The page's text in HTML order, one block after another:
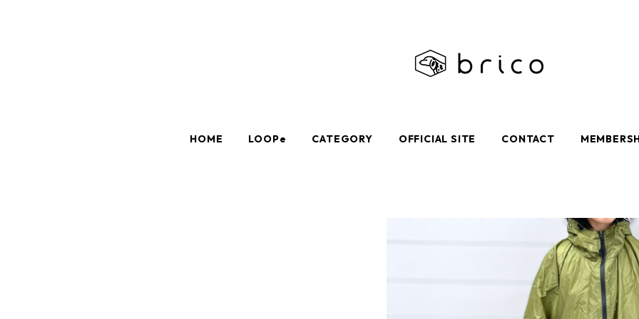
HOME LOOPe CATEGORY OFFICIAL SITE CONTACT